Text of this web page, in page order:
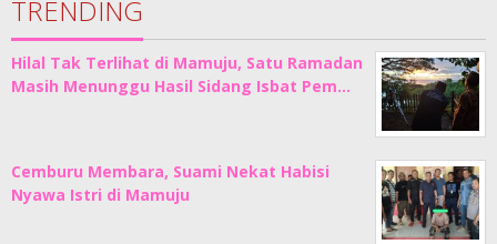
TRENDING
Hilal Tak Terlihat di Mamuju, Satu Ramadan
Masih Menunggu Hasil Sidang Isbat Pem…
Cemburu Membara, Suami Nekat Habisi
Nyawa Istri di Mamuju